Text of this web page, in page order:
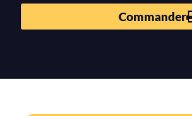
Commander